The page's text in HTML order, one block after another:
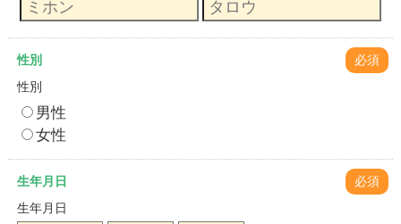
性別
必須
性別
男性
女性
生年月日
必須
生年月日